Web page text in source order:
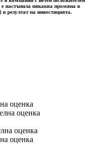
настъпила някаква промяна в
резултат на инвестицията.
оценка
оценка
оценка
оценка